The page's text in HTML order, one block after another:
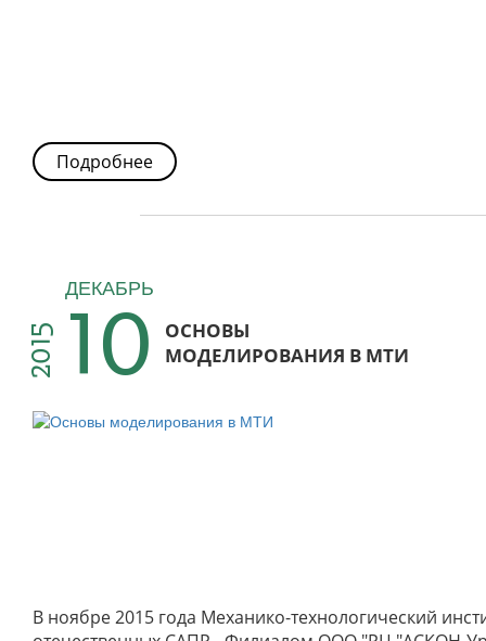
Подробнее
2015
ДЕКАБРЬ
10 ОСНОВЫ
МОДЕЛИРОВАНИЯ В МТИ
В ноябре 2015 года Механико-технологический